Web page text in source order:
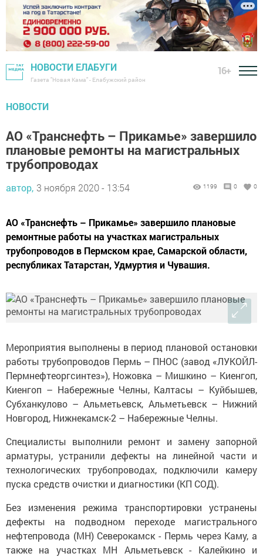
НОВОСТИ ЕЛАБУГИ
Газета "Новая Кама" - Елабужский район
16+
НОВОСТИ
АО «Транснефть – Прикамье» завершило
плановые ремонты на магистральных
трубопроводах
автор, 3 ноября 2020 - 13:54 1199 0 0
АО «Транснефть – Прикамье» завершило плановые
ремонтные работы на участках магистральных
трубопроводов в Пермском крае, Самарской области,
республиках Татарстан, Удмуртия и Чувашия.
Мероприятия выполнены в период плановой остановки
работы трубопроводов Пермь – ПНОС (завод «ЛУКОЙЛ-
Пермнефтеоргсинтез»), Ножовка – Мишкино – Киенгоп,
Киенгоп – Набережные Челны, Калтасы – Куйбышев,
Субханкулово – Альметьевск, Альметьевск – Нижний
Новгород, Нижнекамск-2 – Набережные Челны.
Специалисты выполнили ремонт и замену запорной
арматуры, устранили дефекты на линейной части и
технологических трубопроводах, подключили камеру
пуска средств очистки и диагностики (КП СОД).
Без изменения режима транспортировки устранены
дефекты на подводном переходе магистрального
нефтепровода (МН) Северокамск - Пермь через Каму, а
также на участках МН Альметьевск - Калейкино и